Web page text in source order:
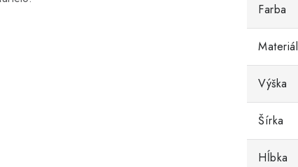
Farba
Materiál
Výška
Šírka
Hĺbka